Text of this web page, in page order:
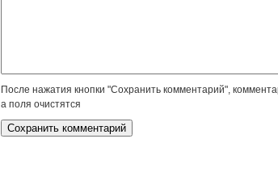
После нажатия кнопки "Сохранить комментарий",
а поля очистятся